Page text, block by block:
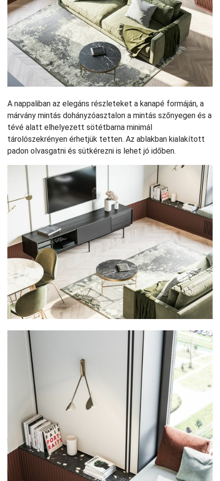
A nappaliban az elegáns részleteket a kanapé formáján, a
márvány mintás dohányzóasztalon a mintás szőnyegen és a
tévé alatt elhelyezett sötétbarna minimál
tárolószekrényen érhetjük tetten. Az ablakban kialakított
padon olvasgatni és sütkérezni is lehet jó időben.